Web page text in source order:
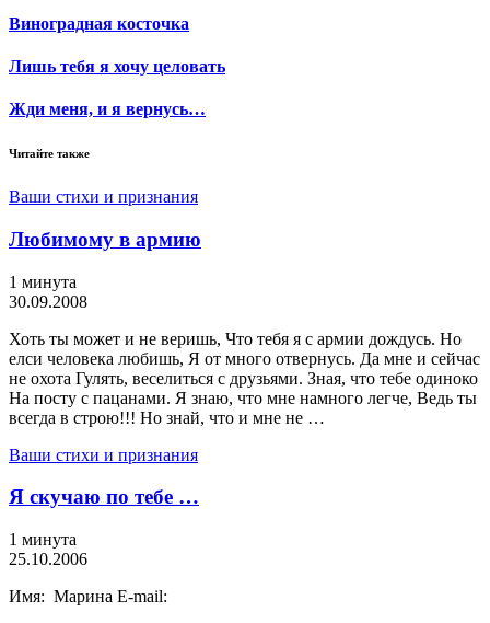
Виноградная косточка
Лишь тебя я хочу целовать
Жди меня, и я вернусь…
Читайте также
Ваши стихи и признания
Любимому в армию
1 минута
30.09.2008
Хоть ты может и не веришь, Что тебя я с армии дождусь. Но
елси человека любишь, Я от много отвернусь. Да мне и сейчас
не охота Гулять, веселиться с друзьями. Зная, что тебе одиноко
На посту с пацанами. Я знаю, что мне намного легче, Ведь ты
всегда в строю!!! Но знай, что и мне не …
Ваши стихи и признания
Я скучаю по тебе …
1 минута
25.10.2006
Имя: Марина E-mail: